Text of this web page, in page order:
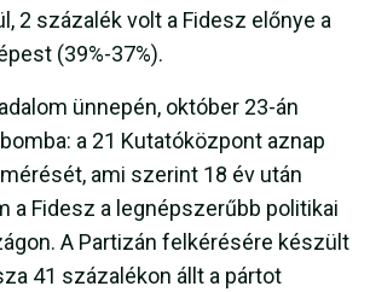
2 százalék volt a Fidesz előnye a
(39%-37%).
ünnepén, október 23-án
a 21 Kutatóközpont aznap
ami szerint 18 év után
a Fidesz a legnépszerűbb politikai
A Partizán felkérésére készült
41 százalékon állt a pártot